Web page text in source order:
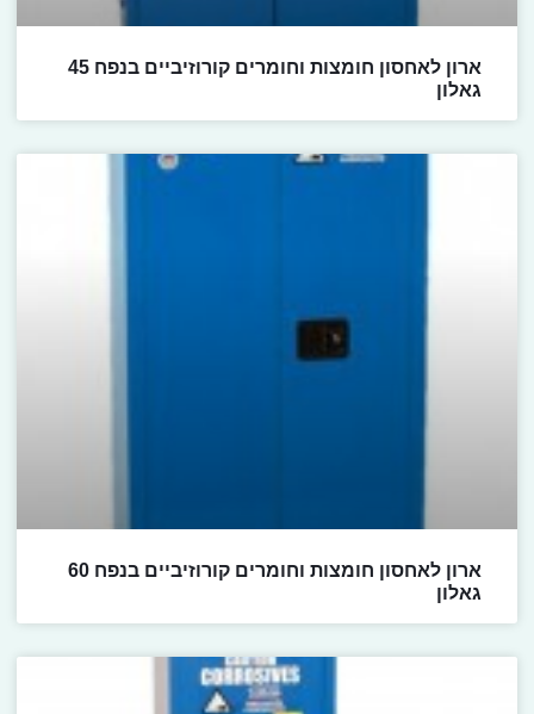
ארון לאחסון חומצות וחומרים קורוזיביים בנפח 45
גאלון
ארון לאחסון חומצות וחומרים קורוזיביים בנפח 60
גאלון